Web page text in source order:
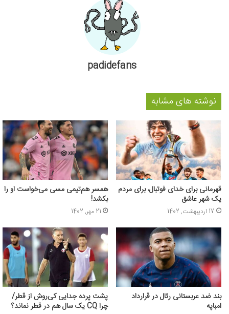
padidefans
نوشته های مشابه
قهرمانی برای خدای فوتبال، برای مردم
یک شهر عاشق
17 اردیبهشت, 1402
همسر هم‌تیمی مسی می‌خواست او را
بکشد!
21 مهر, 1402
بند ضد عربستانی رئال در قرارداد
امباپه
پشت پرده جدایی کی‌روش از قطر/
چرا CQ یک سال هم در قطر نماند؟